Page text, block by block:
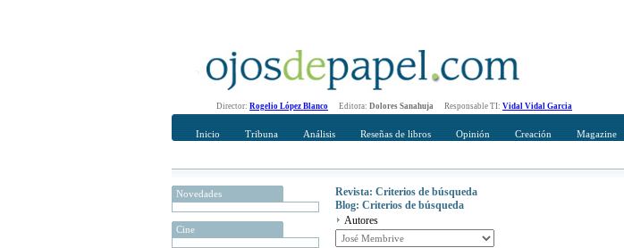
Director: Rogelio López Blanco Editora: Dolores Sanahuja Responsable TI: Vidal Vidal Garcia
Inicio Tribuna Análisis Reseñas de libros Opinión Creación Magazine
Novedades
Cine
Revista: Criterios de búsqueda
Blog: Criterios de búsqueda
Autores